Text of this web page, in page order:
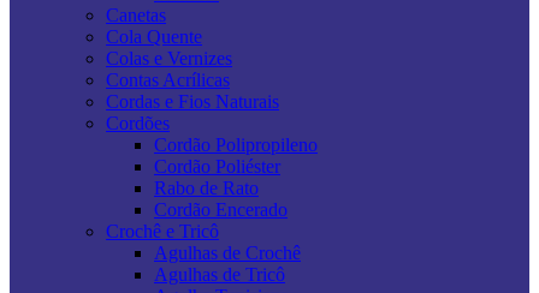
Canetas
Cola Quente
Colas e Vernizes
Contas Acrílicas
Cordas e Fios Naturais
Cordões
Cordão Polipropileno
Cordão Poliéster
Rabo de Rato
Cordão Encerado
Crochê e Tricô
Agulhas de Crochê
Agulhas de Tricô